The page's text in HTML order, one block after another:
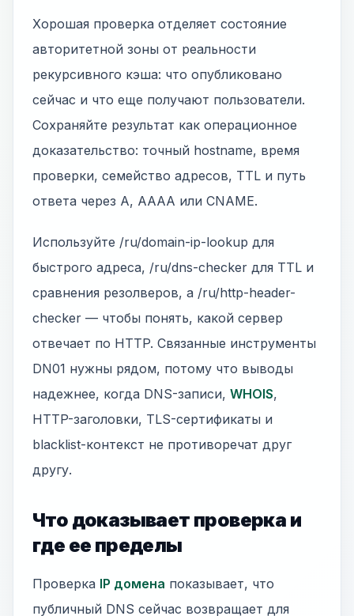
Хорошая проверка отделяет состояние
авторитетной зоны от реальности
рекурсивного кэша: что опубликовано
сейчас и что еще получают пользователи.
Сохраняйте результат как операционное
доказательство: точный hostname, время
проверки, семейство адресов, TTL и путь
ответа через A, AAAA или CNAME.
Используйте /ru/domain-ip-lookup для
быстрого адреса, /ru/dns-checker для TTL и
сравнения резолверов, а /ru/http-header-
checker — чтобы понять, какой сервер
отвечает по HTTP. Связанные инструменты
DN01 нужны рядом, потому что выводы
надежнее, когда DNS-записи, WHOIS,
HTTP-заголовки, TLS-сертификаты и
blacklist-контекст не противоречат друг
другу.
Что доказывает проверка и
где ее пределы
Проверка IP домена показывает, что
публичный DNS сейчас возвращает для